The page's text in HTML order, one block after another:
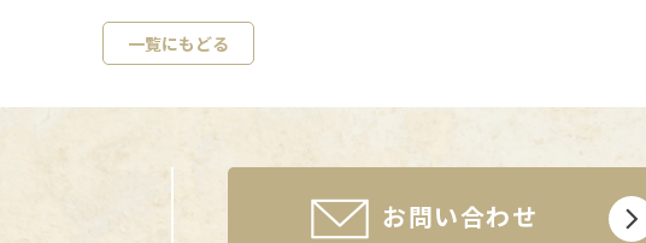
一覧にもどる
お問い合わせ